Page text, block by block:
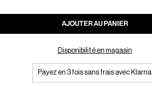
AJOUTER AU PANIER
Disponibilité en magasin
Payez en 3 fois sans frais avec Klarna